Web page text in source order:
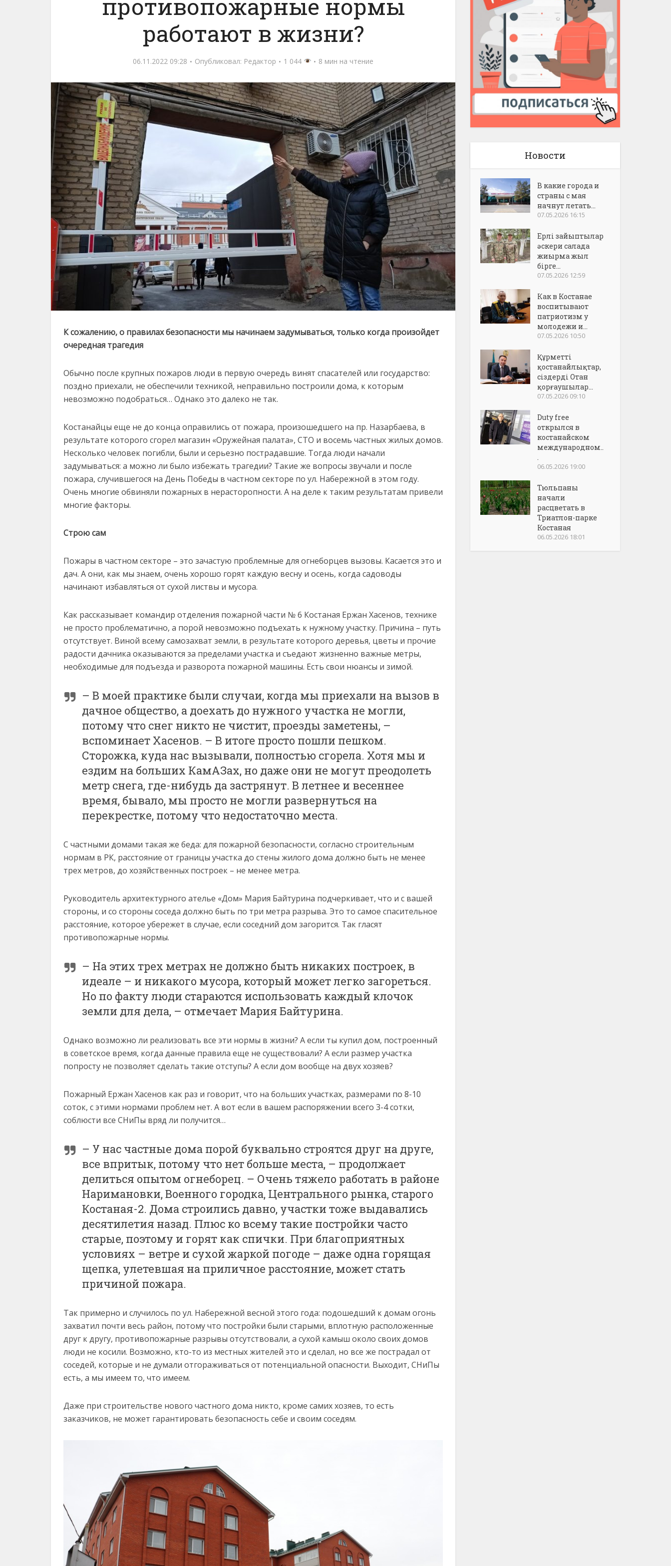
противопожарные нормы
работают в жизни?
06.11.2022 09:28 Опубликовал: Редактор 1 044 8 мин на чтение
К сожалению, о правилах безопасности мы начинаем задумываться, только когда произойдет
очередная трагедия
Обычно после крупных пожаров люди в первую очередь винят спасателей или государство:
поздно приехали, не обеспечили техникой, неправильно построили дома, к которым
невозможно подобраться… Однако это далеко не так.
Костанайцы еще не до конца оправились от пожара, произошедшего на пр. Назарбаева, в
результате которого сгорел магазин «Оружейная палата», СТО и восемь частных жилых домов.
Несколько человек погибли, были и серьезно пострадавшие. Тогда люди начали
задумываться: а можно ли было избежать трагедии? Такие же вопросы звучали и после
пожара, случившегося на День Победы в частном секторе по ул. Набережной в этом году.
Очень многие обвиняли пожарных в нерасторопности. А на деле к таким результатам привели
многие факторы.
Строю сам
Пожары в частном секторе – это зачастую проблемные для огнеборцев вызовы. Касается это и
дач. А они, как мы знаем, очень хорошо горят каждую весну и осень, когда садоводы
начинают избавляться от сухой листвы и мусора.
Как рассказывает командир отделения пожарной части № 6 Костаная Ержан Хасенов, технике
не просто проблематично, а порой невозможно подъехать к нужному участку. Причина – путь
отсутствует. Виной всему самозахват земли, в результате которого деревья, цветы и прочие
радости дачника оказываются за пределами участка и съедают жизненно важные метры,
необходимые для подъезда и разворота пожарной машины. Есть свои нюансы и зимой.
– В моей практике были случаи, когда мы приехали на вызов в
дачное общество, а доехать до нужного участка не могли,
потому что снег никто не чистит, проезды заметены, –
вспоминает Хасенов. – В итоге просто пошли пешком.
Сторожка, куда нас вызывали, полностью сгорела. Хотя мы и
ездим на больших КамАЗах, но даже они не могут преодолеть
метр снега, где-нибудь да застрянут. В летнее и весеннее
время, бывало, мы просто не могли развернуться на
перекрестке, потому что недостаточно места.
С частными домами такая же беда: для пожарной безопасности, согласно строительным
нормам в РК, расстояние от границы участка до стены жилого дома должно быть не менее
трех метров, до хозяйственных построек – не менее метра.
Руководитель архитектурного ателье «Дом» Мария Байтурина подчеркивает, что и с вашей
стороны, и со стороны соседа должно быть по три метра разрыва. Это то самое спасительное
расстояние, которое убережет в случае, если соседний дом загорится. Так гласят
противопожарные нормы.
– На этих трех метрах не должно быть никаких построек, в
идеале – и никакого мусора, который может легко загореться.
Но по факту люди стараются использовать каждый клочок
земли для дела, – отмечает Мария Байтурина.
Однако возможно ли реализовать все эти нормы в жизни? А если ты купил дом, построенный
в советское время, когда данные правила еще не существовали? А если размер участка
попросту не позволяет сделать такие отступы? А если дом вообще на двух хозяев?
Пожарный Ержан Хасенов как раз и говорит, что на больших участках, размерами по 8-10
соток, с этими нормами проблем нет. А вот если в вашем распоряжении всего 3-4 сотки,
соблюсти все СНиПы вряд ли получится…
– У нас частные дома порой буквально строятся друг на друге,
все впритык, потому что нет больше места, – продолжает
делиться опытом огнеборец. – Очень тяжело работать в районе
Наримановки, Военного городка, Центрального рынка, старого
Костаная-2. Дома строились давно, участки тоже выдавались
десятилетия назад. Плюс ко всему такие постройки часто
старые, поэтому и горят как спички. При благоприятных
условиях – ветре и сухой жаркой погоде – даже одна горящая
щепка, улетевшая на приличное расстояние, может стать
причиной пожара.
Так примерно и случилось по ул. Набережной весной этого года: подошедший к домам огонь
захватил почти весь район, потому что постройки были старыми, вплотную расположенные
друг к другу, противопожарные разрывы отсутствовали, а сухой камыш около своих домов
люди не косили. Возможно, кто-то из местных жителей это и сделал, но все же пострадал от
соседей, которые и не думали отгораживаться от потенциальной опасности. Выходит, СНиПы
есть, а мы имеем то, что имеем.
Даже при строительстве нового частного дома никто, кроме самих хозяев, то есть
заказчиков, не может гарантировать безопасность себе и своим соседям.
Новости
В какие города и
страны с мая
начнут летать...
07.05.2026 16:15
Ерлі зайыптылар
әскери салада
жиырма жыл
бірге...
07.05.2026 12:59
Как в Костанае
воспитывают
патриотизм у
молодежи и...
07.05.2026 10:50
Құрметті
қостанайлықтар,
сіздерді Отан
қорғаушылар...
07.05.2026 09:10
Duty free
открылся в
костанайском
международном..
.
06.05.2026 19:00
Тюльпаны
начали
расцветать в
Триатлон-парке
Костаная
06.05.2026 18:01